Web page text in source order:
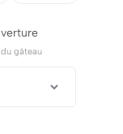
gâteau